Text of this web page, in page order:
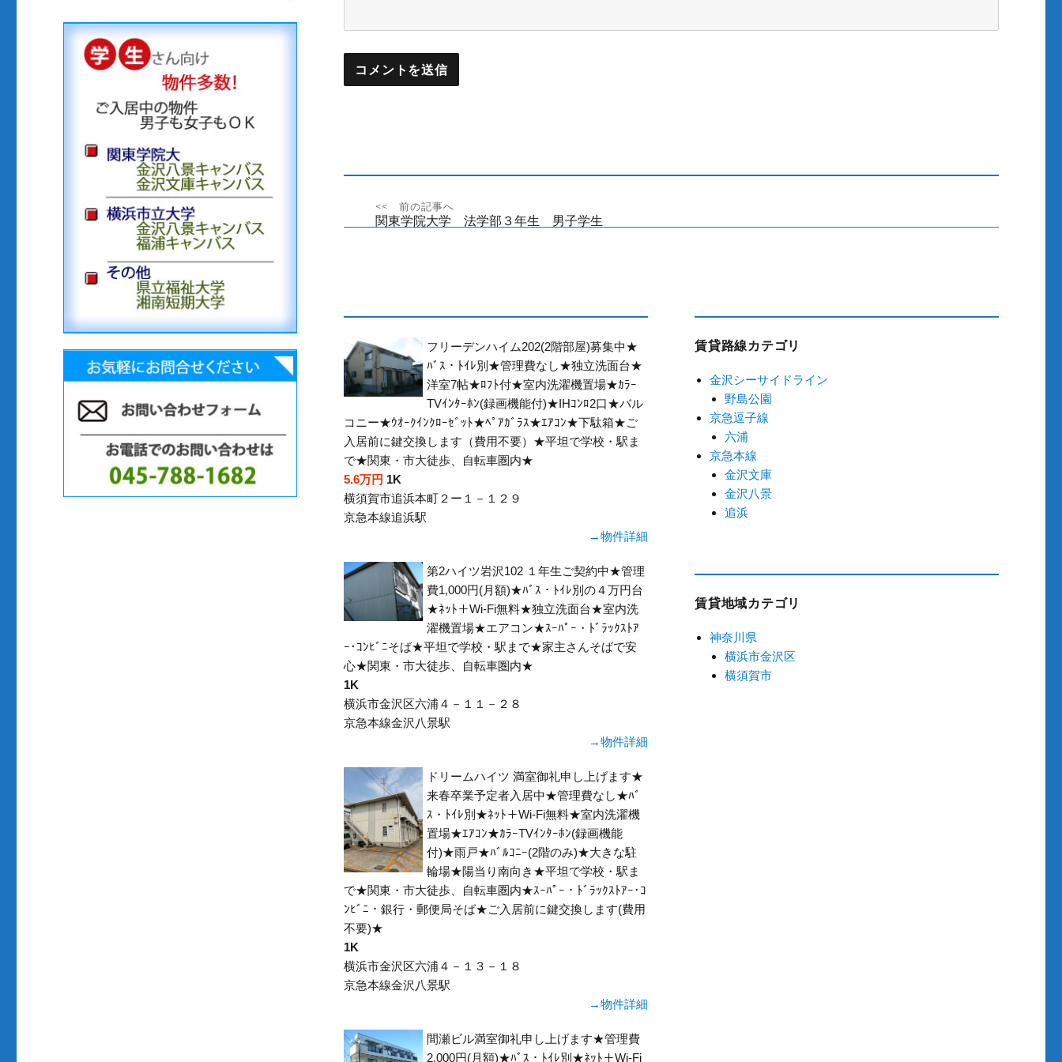
ビ
ゲ
ー
シ
ョ
ン
<< 前の記事へ
前
関東学院大学 法学部３年生 男子学生
フリーデンハイム202(2階部屋)募集中★
ﾊﾞｽ・ﾄｲﾚ別★管理費なし★独立洗面台★
洋室7帖★ﾛﾌﾄ付★室内洗濯機置場★ｶﾗｰ
TVｲﾝﾀｰﾎﾝ(録画機能付)★IHｺﾝﾛ2口★バル
コニー★ｳｵｰｸｲﾝｸﾛｰｾﾞｯﾄ★ﾍﾟｱｶﾞﾗｽ★ｴｱｺﾝ★下駄箱★ご
入居前に鍵交換します（費用不要）★平坦で学校・駅ま
で★関東・市大徒歩、自転車圏内★
5.6万円 1K
横須賀市追浜本町２ー１－１２９
京急本線追浜駅
→物件詳細
第2ハイツ岩沢102 １年生ご契約中★管理
費1,000円(月額)★ﾊﾞｽ・ﾄｲﾚ別の４万円台
★ﾈｯﾄ＋Wi-Fi無料★独立洗面台★室内洗
濯機置場★エアコン★ｽｰﾊﾟｰ・ﾄﾞﾗｯｸｽﾄｱ
ｰ･ｺﾝﾋﾞﾆそば★平坦で学校・駅まで★家主さんそばで安
心★関東・市大徒歩、自転車圏内★
1K
横浜市金沢区六浦４－１１－２８
京急本線金沢八景駅
→物件詳細
ドリームハイツ 満室御礼申し上げます★
来春卒業予定者入居中★管理費なし★ﾊﾞ
ｽ・ﾄｲﾚ別★ﾈｯﾄ＋Wi-Fi無料★室内洗濯機
置場★ｴｱｺﾝ★ｶﾗｰTVｲﾝﾀｰﾎﾝ(録画機能
付)★雨戸★ﾊﾞﾙｺﾆｰ(2階のみ)★大きな駐
輪場★陽当り南向き★平坦で学校・駅ま
で★関東・市大徒歩、自転車圏内★ｽｰﾊﾟｰ・ﾄﾞﾗｯｸｽﾄｱｰ･ｺ
ﾝﾋﾞﾆ・銀行・郵便局そば★ご入居前に鍵交換します(費用
不要)★
1K
横浜市金沢区六浦４－１３－１８
京急本線金沢八景駅
→物件詳細
間瀬ビル満室御礼申し上げます★管理費
2,000円(月額)★ﾊﾞｽ・ﾄｲﾚ別★ﾈｯﾄ＋Wi-Fi
賃貸路線カテゴリ
金沢シーサイドライン
野島公園
京急逗子線
六浦
京急本線
金沢文庫
金沢八景
追浜
賃貸地域カテゴリ
神奈川県
横浜市金沢区
横須賀市